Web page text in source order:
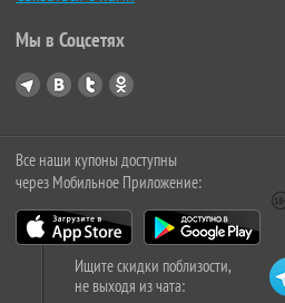
Мы в Соцсетях
Все наши купоны доступны
через Мобильное Приложение:
Ищите скидки поблизости,
не выходя из чата: